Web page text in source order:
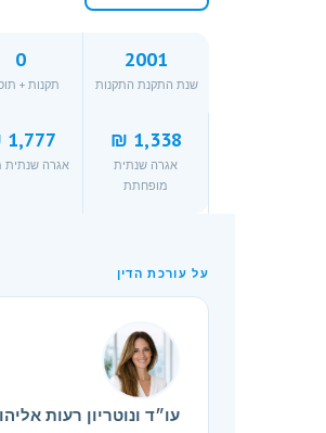
2001
שנת התקנת התקנות
0
תקנות +
1,338 ₪
אגרה שנתית
מופחתת
1,777 ₪
אגרה שנתית
על עורכת הדין
עו״ד ונוטריון רעות אליהו